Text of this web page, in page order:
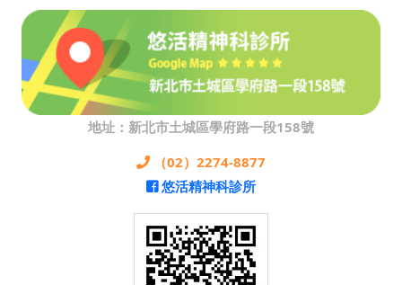
地址：新北市土城區學府路一段158號
（02）2274-8877
悠活精神科診所